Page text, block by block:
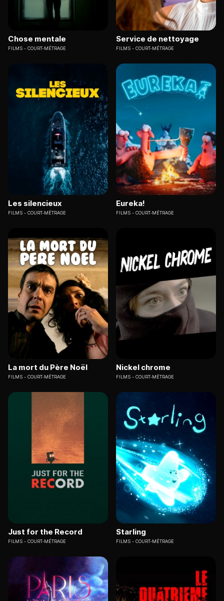
Chose mentale
FILMS COURT-MÉTRAGE
Service de nettoyage
FILMS COURT-MÉTRAGE
Les silencieux
FILMS COURT-MÉTRAGE
Eureka!
FILMS COURT-MÉTRAGE
La mort du Père Noël
FILMS COURT-MÉTRAGE
Nickel chrome
FILMS COURT-MÉTRAGE
Just for the Record
FILMS COURT-MÉTRAGE
Starling
FILMS COURT-MÉTRAGE